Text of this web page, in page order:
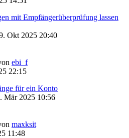
mit Empfängerüberprüfung lassen
Okt 2025 20:40
ebi_f
22:15
für ein Konto
Mär 2025 10:56
maxksit
11:48